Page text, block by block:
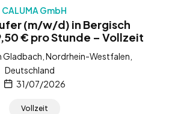
CALUMA GmbH
(m/w/d) in Bergisch
€ pro Stunde – Vollzeit
Gladbach, Nordrhein-Westfalen,
Deutschland
31/07/2026
Vollzeit